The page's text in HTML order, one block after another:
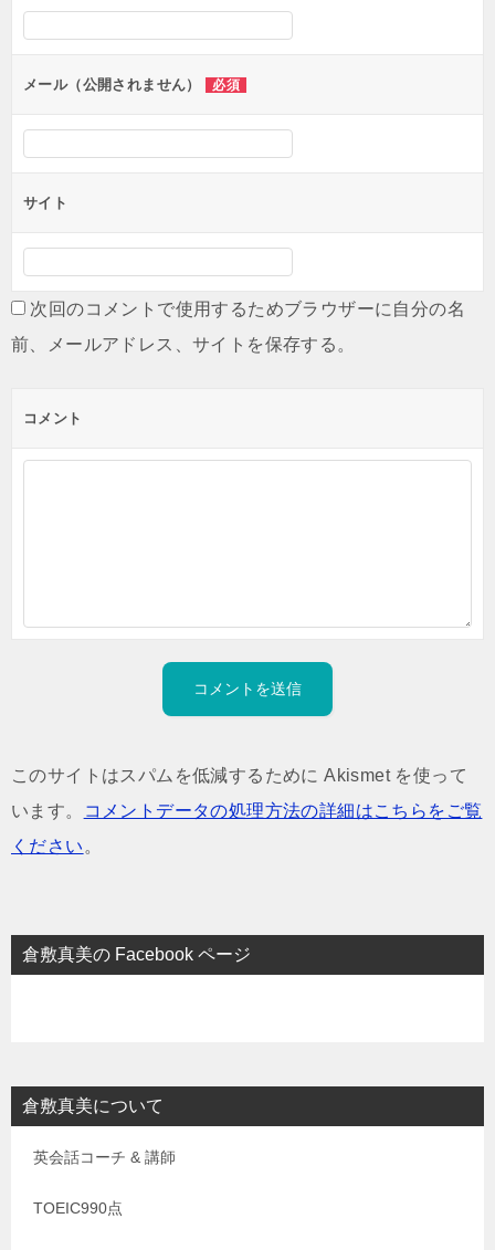
シ
ンメール（公開されません） 必須
サイト
次回のコメントで使用するためブラウザーに自分の名
前、メールアドレス、サイトを保存する。
コメント
このサイトはスパムを低減するために Akismet を使って
います。
コメントデータの処理方法の詳細はこちらをご覧
ください 。
倉敷真美の Facebook ページ
倉敷真美について
英会話コーチ & 講師
TOEIC990点